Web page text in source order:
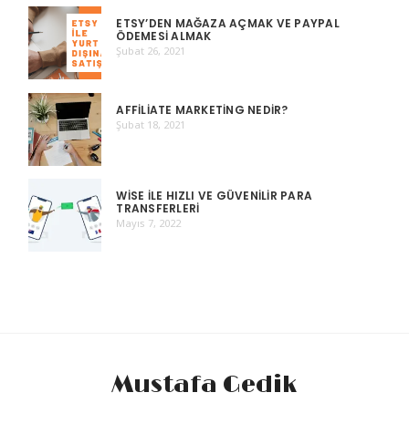
ETSY’DEN MAĞAZA AÇMAK VE PAYPAL
ÖDEMESI ALMAK
Şubat 26, 2021
AFFILIATE MARKETING NEDIR?
Şubat 18, 2021
WISE ILE HIZLI VE GÜVENILIR PARA
TRANSFERLERI
Mayıs 7, 2022
Mustafa Gedik